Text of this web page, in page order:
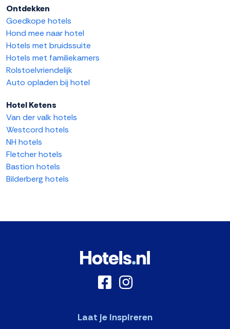
Ontdekken
Goedkope hotels
Hond mee naar hotel
Hotels met bruidssuite
Hotels met familiekamers
Rolstoelvriendelijk
Auto opladen bij hotel
Hotel Ketens
Van der valk hotels
Westcord hotels
NH hotels
Fletcher hotels
Bastion hotels
Bilderberg hotels
Laat je inspireren